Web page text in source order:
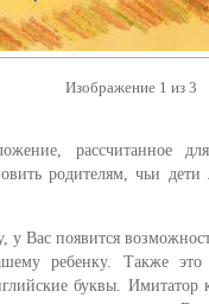
Изображение 1 из 3
рассчитанное
родителям, чьи
у Вас появится
ребенку. Также
буквы. Имитатор